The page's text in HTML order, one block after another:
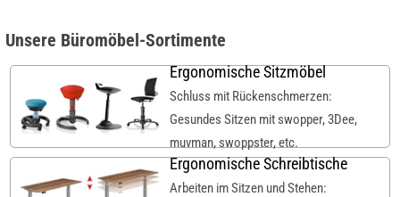
Unsere Büromöbel-Sortimente
Ergonomische Sitzmöbel
Schluss mit Rückenschmerzen:
Gesundes Sitzen mit swopper, 3Dee,
muvman, swoppster, etc.
Ergonomische Schreibtische
Arbeiten im Sitzen und Stehen: